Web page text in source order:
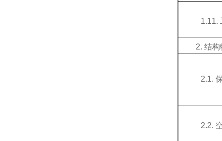
1.11.
2. 结构
2.1.
2.2.